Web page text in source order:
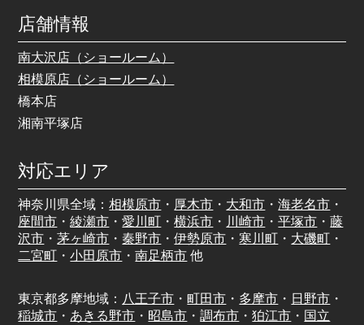
店舗情報
南大沢店（ショールーム）
相模原店（ショールーム）
橋本店
湘南平塚店
対応エリア
神奈川県全域：相模原市 ・ 厚木市 ・ 大和市 ・海老名市 ・
座間市 ・綾瀬市 ・愛川町 ・横浜市 ・ 川崎市 ・平塚市 ・藤
沢市 ・茅ヶ崎市 ・ 秦野市 ・伊勢原市 ・ 寒川町 ・ 大磯町 ・
二宮町 ・小田原市 ・南足柄市 他
東京都多摩地域： 八王子市 ・町田市 ・ 多摩市 ・ 日野市 ・
稲城市 ・ あきる野市 ・ 昭島市 ・調布市 ・狛江市 ・ 国立